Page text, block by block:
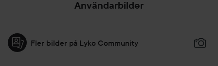
Användarbilder
Fler bilder på Lyko Community